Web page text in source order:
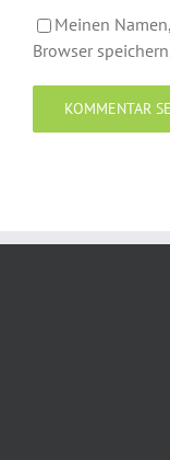
Meinen
Browser